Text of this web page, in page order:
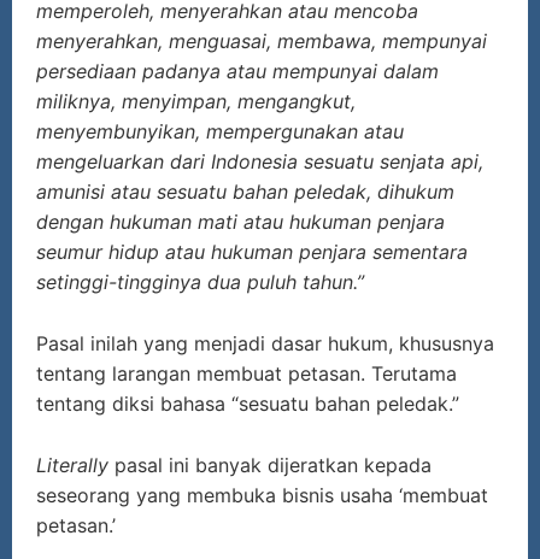
memperoleh, menyerahkan atau mencoba
menyerahkan, menguasai, membawa, mempunyai
persediaan padanya atau mempunyai dalam
miliknya, menyimpan, mengangkut,
menyembunyikan, mempergunakan atau
mengeluarkan dari Indonesia sesuatu senjata api,
amunisi atau sesuatu bahan peledak, dihukum
dengan hukuman mati atau hukuman penjara
seumur hidup atau hukuman penjara sementara
setinggi-tingginya dua puluh tahun.”
Pasal inilah yang menjadi dasar hukum, khususnya
tentang larangan membuat petasan. Terutama
tentang diksi bahasa “sesuatu bahan peledak.”
Literally pasal ini banyak dijeratkan kepada
seseorang yang membuka bisnis usaha ‘membuat
petasan.’